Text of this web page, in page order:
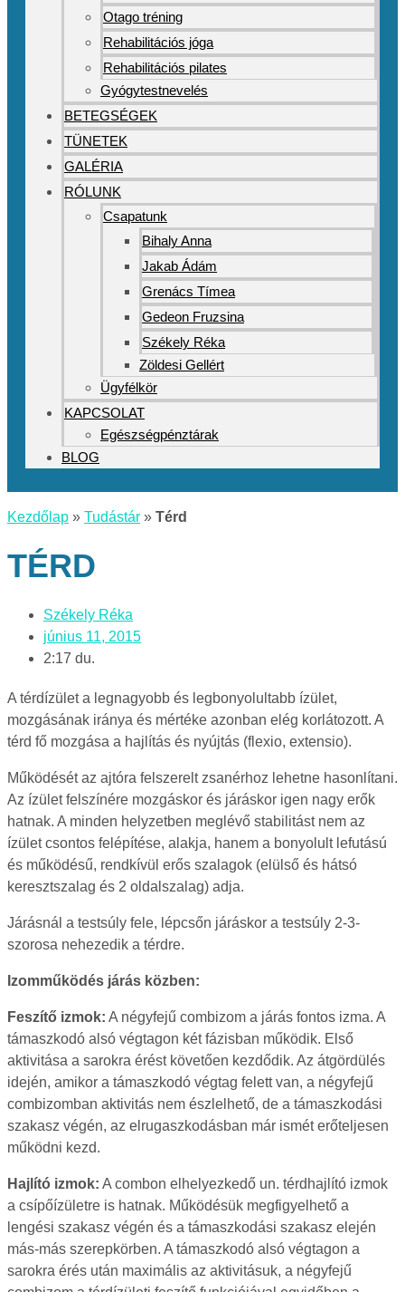
Otago tréning
Rehabilitációs jóga
Rehabilitációs pilates
Gyógytestnevelés
BETEGSÉGEK
TÜNETEK
GALÉRIA
RÓLUNK
Csapatunk
Bihaly Anna
Jakab Ádám
Grenács Tímea
Gedeon Fruzsina
Székely Réka
Zöldesi Gellért
Ügyfélkör
KAPCSOLAT
Egészségpénztárak
BLOG
Kezdőlap » Tudástár » Térd
TÉRD
Székely Réka
június 11, 2015
2:17 du.
A térdízület a legnagyobb és legbonyolultabb ízület,
mozgásának iránya és mértéke azonban elég korlátozott. A
térd fő mozgása a hajlítás és nyújtás (flexio, extensio).
Működését az ajtóra felszerelt zsanérhoz lehetne hasonlítani.
Az ízület felszínére mozgáskor és járáskor igen nagy erők
hatnak. A minden helyzetben meglévő stabilitást nem az
ízület csontos felépítése, alakja, hanem a bonyolult lefutású
és működésű, rendkívül erős szalagok (elülső és hátsó
keresztszalag és 2 oldalszalag) adja.
Járásnál a testsúly fele, lépcsőn járáskor a testsúly 2-3-
szorosa nehezedik a térdre.
Izomműködés járás közben:
Feszítő izmok: A négyfejű combizom a járás fontos izma. A
támaszkodó alsó végtagon két fázisban működik. Első
aktivitása a sarokra érést követően kezdődik. Az átgördülés
idején, amikor a támaszkodó végtag felett van, a négyfejű
combizomban aktivitás nem észlelhető, de a támaszkodási
szakasz végén, az elrugaszkodásban már ismét erőteljesen
működni kezd.
Hajlító izmok: A combon elhelyezkedő un. térdhajlító izmok
a csípőízületre is hatnak. Működésük megfigyelhető a
lengési szakasz végén és a támaszkodási szakasz elején
más-más szerepkörben. A támaszkodó alsó végtagon a
sarokra érés után maximális az aktivitásuk, a négyfejű